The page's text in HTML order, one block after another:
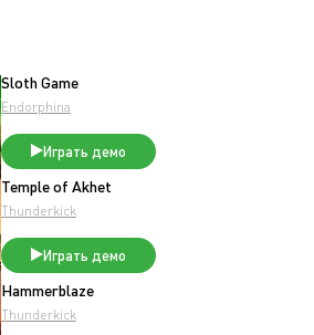
Sloth Game
Endorphina
Играть демо
Temple of Akhet
Thunderkick
Играть демо
Hammerblaze
Thunderkick